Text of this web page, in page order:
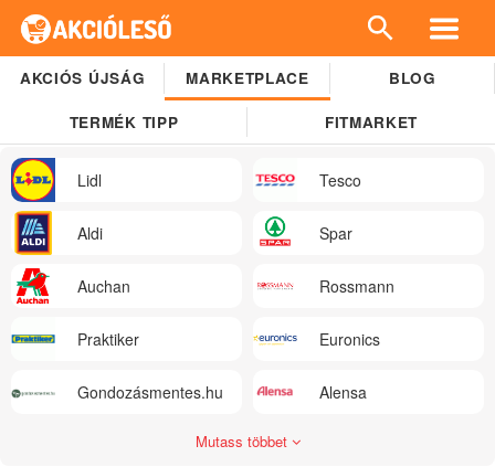
AKCIÓS ÚJSÁG MARKETPLACE BLOG
TERMÉK TIPP FITMARKET
Lidl Tesco
Aldi Spar
Auchan Rossmann
Praktiker Euronics
Gondozásmentes.hu Alensa
Mutass többet